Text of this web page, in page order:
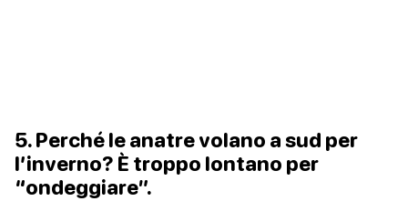
5. Perché le anatre volano a sud per
l’inverno? È troppo lontano per
“ondeggiare”.